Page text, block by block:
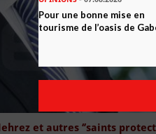
et autres ‘’saints
Pour une bonne mise en
tourisme de l’oasis de